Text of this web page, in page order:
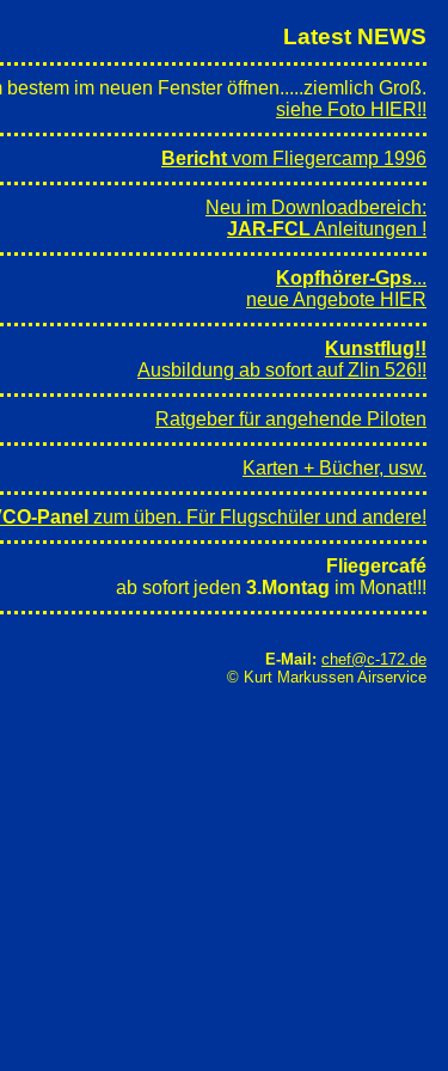
Latest NEWS
im neuen Fenster öffnen.....ziemlich Groß.
siehe Foto HIER!!
Bericht vom Fliegercamp 1996
Neu im Downloadbereich:
JAR-FCLAnleitungen !
Kopfhörer-Gps...
neue Angebote HIER
Kunstflug!!
Ausbildung ab sofort auf Zlin 526!!
Ratgeber für angehende Piloten
Karten + Bücher, usw.
Panel zum üben. Für Flugschüler und andere!
Fliegercafé
ab sofort jeden 3.Montag im Monat!!!
E-Mail: chef@c-172.de
© Kurt Markussen Airservice